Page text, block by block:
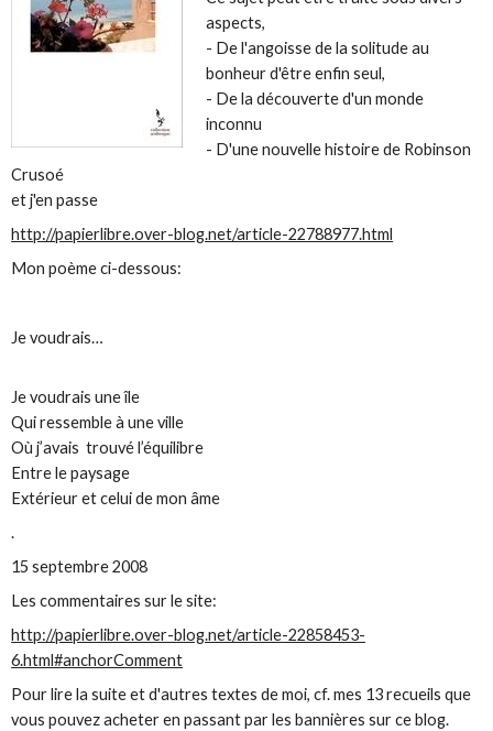
aspects,
- De l'angoisse de la solitude au
bonheur d'être enfin seul,
- De la découverte d'un monde
inconnu
- D'une nouvelle histoire de Robinson
Crusoé
et j'en passe
http://papierlibre.over-blog.net/article-22788977.html
Mon poème ci-dessous:
Je voudrais…
Je voudrais une île
Qui ressemble à une ville
Où j’avais trouvé l’équilibre
Entre le paysage
Extérieur et celui de mon âme
.
15 septembre 2008
Les commentaires sur le site:
http://papierlibre.over-blog.net/article-22858453-
6.html#anchorComment
Pour lire la suite et d'autres textes de moi, cf. mes 13 recueils que
vous pouvez acheter en passant par les bannières sur ce blog.